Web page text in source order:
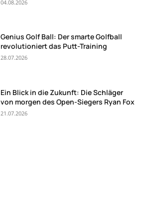
04.08.2026
Genius Golf Ball: Der smarte Golfball
revolutioniert das Putt-Training
28.07.2026
Ein Blick in die Zukunft: Die Schläger
von morgen des Open-Siegers Ryan Fox
21.07.2026